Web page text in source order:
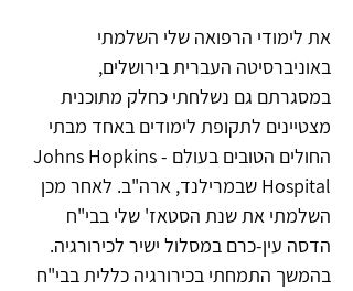
את לימודי הרפואה שלי השלמתי
באוניברסיטה העברית בירושלים,
במסגרתם גם נשלחתי כחלק מתוכנית
מצטיינים לתקופת לימודים באחד מבתי
החולים הטובים בעולם - Johns Hopkins
Hospital שבמרילנד, ארה"ב. לאחר מכן
השלמתי את שנת הסטאז' שלי בבי"ח
הדסה עין-כרם במסלול ישיר לכירורגיה.
בהמשך התמחתי בכירורגיה כללית בבי"ח